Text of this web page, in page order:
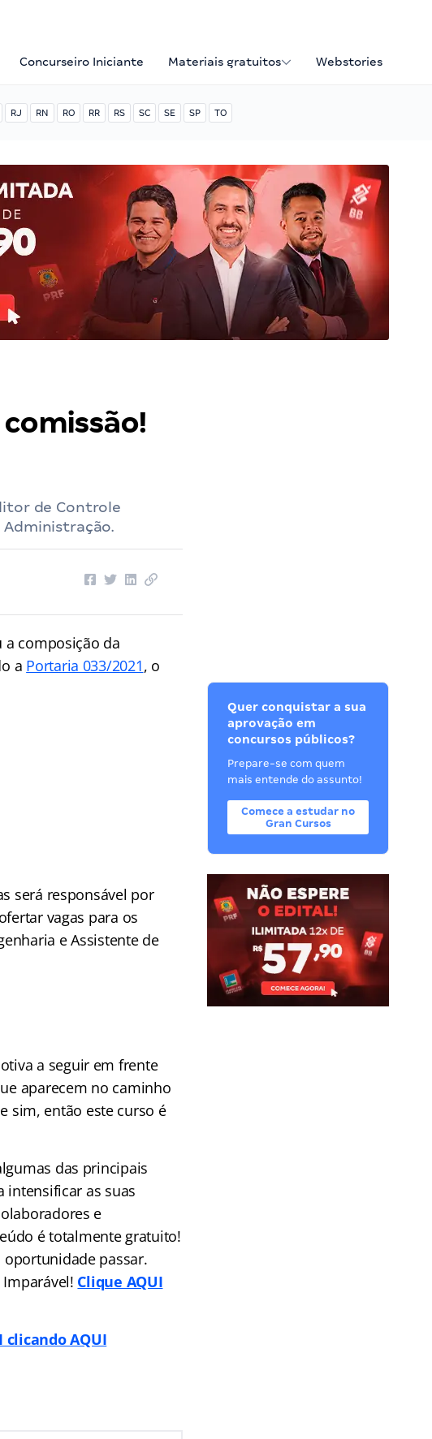
Concurseiro Iniciante Materiais gratuitos Webstories
RJ RN RO RR RS SC SE SP TO
comissão!
de Controle
Administração.
composição da
a Portaria 033/2021, o
será responsável por
vagas para os
e Assistente de
a seguir em frente
aparecem no caminho
sim, então este curso é
das principais
intensificar as suas
e
é totalmente gratuito!
oportunidade passar.
Clique AQUI
clicando AQUI
Quer conquistar a sua
aprovação em
concursos públicos?
Prepare-se com quem
mais entende do assunto!
Comece a estudar no
Gran Cursos